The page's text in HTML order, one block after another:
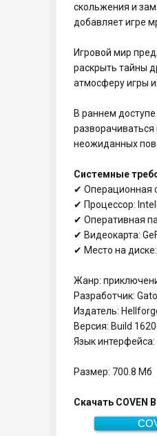
скольжения и
добавляет игре
Игровой мир
раскрыть тайны
атмосферу игры
В раннем
неожиданных
Системные
✔ Операционная
✔ Процессор:
✔ Оперативная
✔ Видеокарта:
✔ Место на диске:
Жанр:
Разработчик:
Издатель:
Версия: Build
Язык интерфейса:
Размер: 700.8 Мб
Скачать COVEN